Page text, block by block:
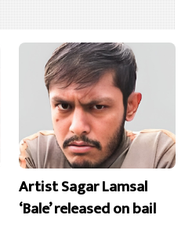
Artist Sagar Lamsal
‘Bale’ released on bail